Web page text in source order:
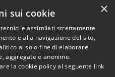
Copyright © 2026 • Comune di
×
sui cookie
e assimilati strettamente
e alla navigazione del sito,
al solo fine di elaborare
aggregate e anonime.
la cookie policy al seguente link